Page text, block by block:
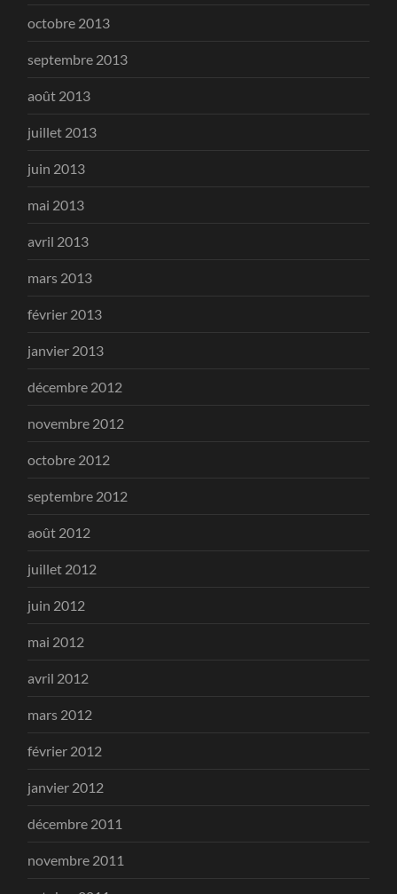
octobre 2013
septembre 2013
août 2013
juillet 2013
juin 2013
mai 2013
avril 2013
mars 2013
février 2013
janvier 2013
décembre 2012
novembre 2012
octobre 2012
septembre 2012
août 2012
juillet 2012
juin 2012
mai 2012
avril 2012
mars 2012
février 2012
janvier 2012
décembre 2011
novembre 2011